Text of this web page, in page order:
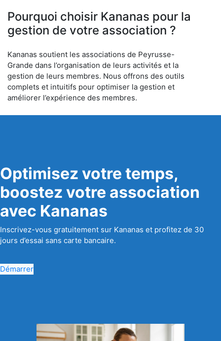
Pourquoi choisir Kananas pour la
gestion de votre association ?
Kananas soutient les associations de Peyrusse-
Grande dans l’organisation de leurs activités et la
gestion de leurs membres. Nous offrons des outils
complets et intuitifs pour optimiser la gestion et
améliorer l’expérience des membres.
Optimisez votre temps,
boostez votre association
avec Kananas
Inscrivez-vous gratuitement sur Kananas et profitez de 30
jours d’essai sans carte bancaire.
Démarrer